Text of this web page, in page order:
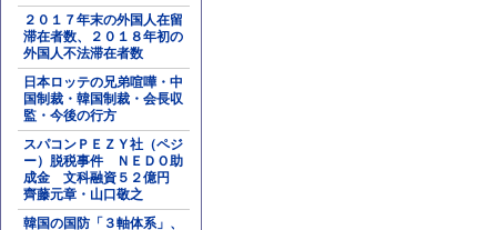
２０１７年末の外国人在留
滞在者数、２０１８年初の
外国人不法滞在者数
日本ロッテの兄弟喧嘩・中
国制裁・韓国制裁・会長収
監・今後の行方
スパコンＰＥＺＹ社（ペジ
ー）脱税事件 ＮＥＤＯ助
成金 文科融資５２億円
齊藤元章・山口敬之
韓国の国防「３軸体系」、